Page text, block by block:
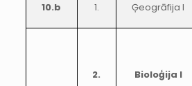
10.b 1. Ģeogrāfija I
2. Bioloģija I